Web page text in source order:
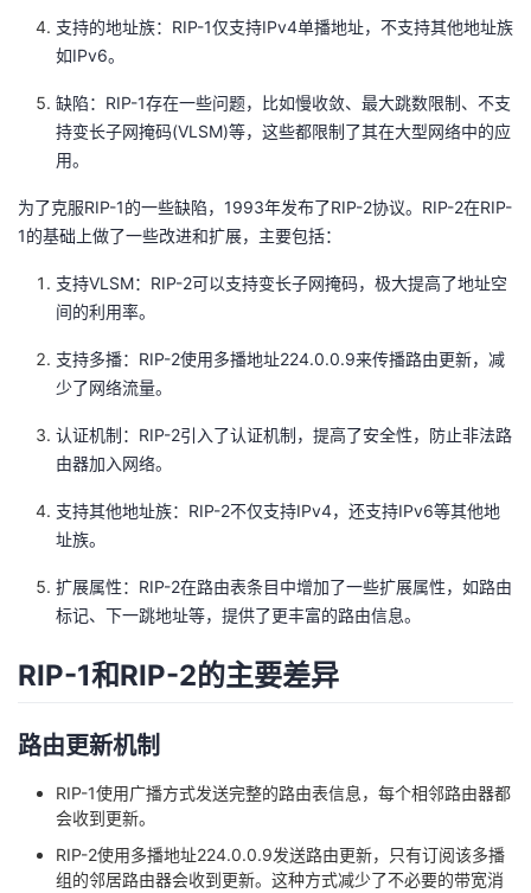
播
活
动
的
关
发
学
我
的
课
我
的
我
验
收
藏
Programs
的
支
持
的
技
术
我
的
云
议
支持的地址族：RIP-1仅支持IPv4单播地址，不支持其他地址族
如IPv6。
缺陷：RIP-1存在一些问题，比如慢收敛、最大跳数限制、不支
持变长子网掩码(VLSM)等，这些都限制了其在大型网络中的应
用。
为了克服RIP-1的一些缺陷，1993年发布了RIP-2协议。RIP-2在RIP-
1的基础上做了一些改进和扩展，主要包括：
支持VLSM：RIP-2可以支持变长子网掩码，极大提高了地址空
间的利用率。
支持多播：RIP-2使用多播地址224.0.0.9来传播路由更新，减
少了网络流量。
认证机制：RIP-2引入了认证机制，提高了安全性，防止非法路
由器加入网络。
支持其他地址族：RIP-2不仅支持IPv4，还支持IPv6等其他地
址族。
扩展属性：RIP-2在路由表条目中增加了一些扩展属性，如路由
标记、下一跳地址等，提供了更丰富的路由信息。
RIP-1和RIP-2的主要差异
路由更新机制
RIP-1使用广播方式发送完整的路由表信息，每个相邻路由器都
会收到更新。
RIP-2使用多播地址224.0.0.9发送路由更新，只有订阅该多播
组的邻居路由器会收到更新。这种方式减少了不必要的带宽消